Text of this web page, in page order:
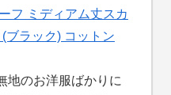
フ ミディアム丈スカ
ブラック) コットン
地のお洋服ばかりに